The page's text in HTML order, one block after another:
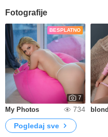
Fotografije
BESPLATNO
7
My Photos 734
Pogledaj sve